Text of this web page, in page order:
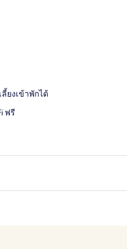
ลี้ยงเข้าพักได้
ฟรี